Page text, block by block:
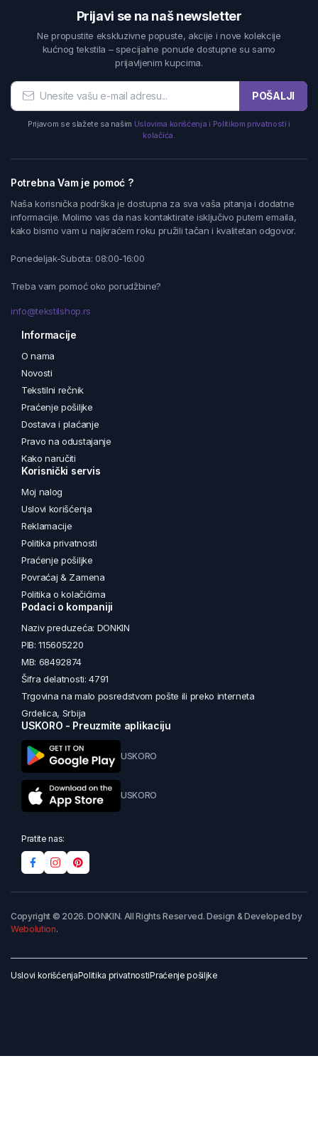
Prijavi se na naš newsletter
Ne propustite ekskluzivne popuste, akcije i nove kolekcije
kućnog tekstila – specijalne ponude dostupne su samo
prijavljenim kupcima.
POŠALJI
Prijavom se slažete sa našim Uslovima korišćenja i Politikom privatnosti i
kolačića.
Potrebna Vam je pomoć ?
Naša korisnička podrška je dostupna za sva vaša pitanja i dodatne
informacije. Molimo vas da nas kontaktirate isključivo putem emaila,
kako bismo vam u najkraćem roku pružili tačan i kvalitetan odgovor.
Ponedeljak-Subota: 08:00-16:00
Treba vam pomoć oko porudžbine?
info@tekstilshop.rs
Informacije
O nama
Novosti
Tekstilni rečnik
Praćenje pošiljke
Dostava i plaćanje
Pravo na odustajanje
Kako naručiti
Korisnički servis
Moj nalog
Uslovi korišćenja
Reklamacije
Politika privatnosti
Praćenje pošiljke
Povraćaj & Zamena
Politika o kolačićima
Podaci o kompaniji
Naziv preduzeća: DONKIN
PIB: 115605220
MB: 68492874
Šifra delatnosti: 4791
Trgovina na malo posredstvom pošte ili preko interneta
Grdelica, Srbija
USKORO - Preuzmite aplikaciju
USKORO
USKORO
Pratite nas:
Copyright © 2026. DONKIN. All Rights Reserved. Design & Developed by
Webolution.
Uslovi korišćenjaPolitika privatnostiPraćenje pošiljke